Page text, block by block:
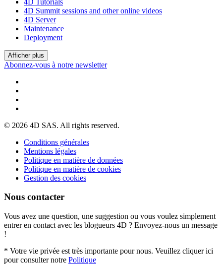
4D Summit sessions and other online videos
4D Server
Maintenance
Deployment
Afficher plus
Abonnez-vous à notre newsletter
© 2026 4D SAS. All rights reserved.
Conditions générales
Mentions légales
Politique en matière de données
Politique en matière de cookies
Gestion des cookies
Nous contacter
Vous avez une question, une suggestion ou vous voulez simplement
entrer en contact avec les blogueurs 4D ? Envoyez-nous un message
!
* Votre vie privée est très importante pour nous. Veuillez cliquer ici
pour consulter notre Politique